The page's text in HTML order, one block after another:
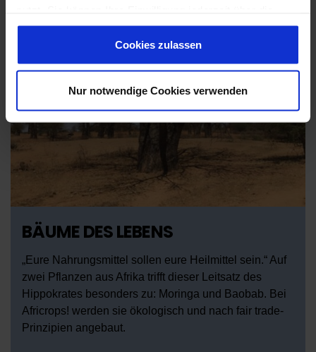
Cookie-Erklärung oder durch Klicken auf das Privacy
Trigger Symbol ändern oder widerrufen
Informationen über Ihre geografische Lage
erfassen, welche bis auf einige Meter genau sein
können
Ihr Gerät durch aktives Scannen nach
bestimmten Merkmalen (Fingerprinting) identifizieren
Erfahren Sie mehr darüber, wie Ihre persönlichen Daten
personalisieren, Funktionen für soziale Medien anbieten
analysieren. Außerdem geben wir Informationen zu Ihrer
Verwendung unserer Website an unsere Partner für
soziale Medien, Werbung und Analysen weiter. Unsere
Cookies zulassen
Nur notwendige Cookies verwenden
BÄUME DES LEBENS
„Eure Nahrungsmittel sollen eure Heilmittel sein.“ Auf
zwei Pflanzen aus Afrika trifft dieser Leitsatz des
Hippokrates besonders zu: Moringa und Baobab. Bei
Africrops! werden sie ökologisch und nach fair trade-
Prinzipien angebaut.